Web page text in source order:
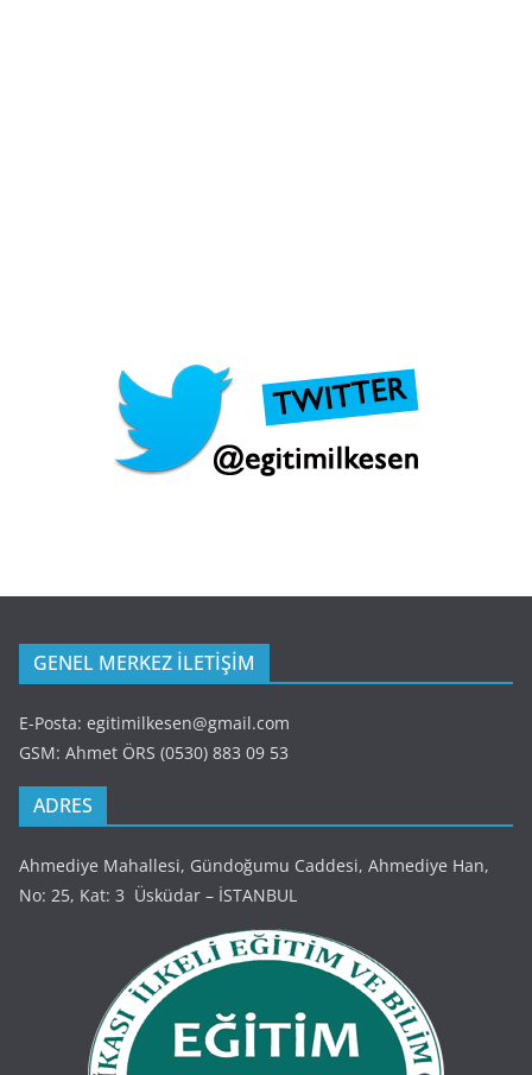
GENEL MERKEZ İLETİŞİM
E-Posta: egitimilkesen@gmail.com
GSM: Ahmet ÖRS (0530) 883 09 53
ADRES
Ahmediye Mahallesi, Gündoğumu Caddesi, Ahmediye Han,
No: 25, Kat: 3 Üsküdar – İSTANBUL